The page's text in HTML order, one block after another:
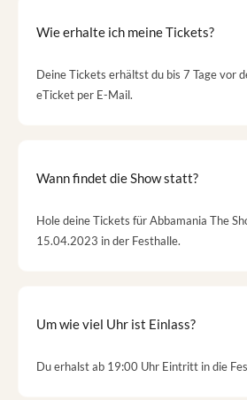
Wie erhalte ich meine Tickets?
Deine Tickets erhältst du bis 7 Tage vor
eTicket per E-Mail.
Wann findet die Show statt?
Hole deine Tickets für Abbamania The
15.04.2023 in der Festhalle.
Um wie viel Uhr ist Einlass?
Du erhalst ab 19:00 Uhr Eintritt in die